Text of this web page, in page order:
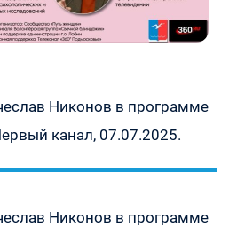
Никонов в программе
канал, 07.07.2025.
Никонов в программе